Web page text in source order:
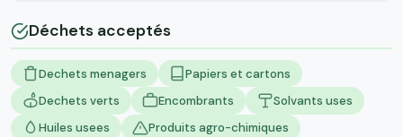
Déchets acceptés
Dechets menagers
Papiers et cartons
Dechets verts
Encombrants
Solvants uses
Huiles usees
Produits agro-chimiques